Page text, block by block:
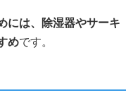
には、除湿器やサーキ
めです。